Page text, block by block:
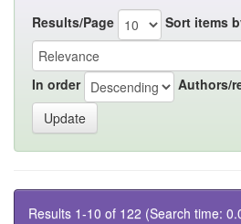
Results/Page Sort items
In order Authors/
Results 1-10 of 122 (Search time: